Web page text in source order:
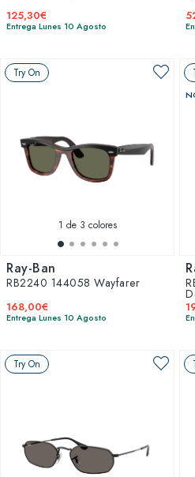
125,30€
Entrega Lunes 10 Agosto
Try On
1 de 3 colores
Ray-Ban
RB2240 144058 Wayfarer
168,00€
Entrega Lunes 10 Agosto
Try On